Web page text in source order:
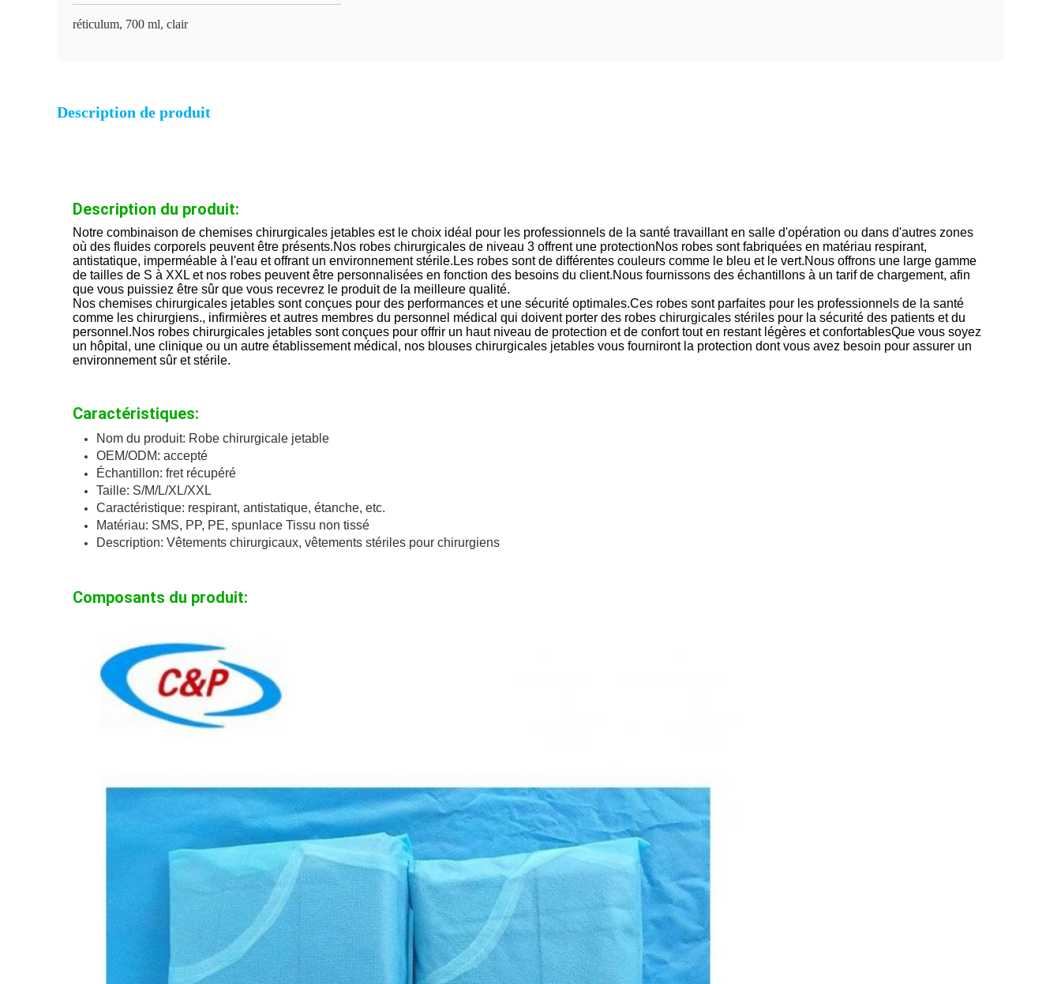
réticulum, 700 ml, clair
Description de produit
Description du produit:
Notre combinaison de chemises chirurgicales jetables est le choix idéal pour les professionnels de la santé travaillant en salle d'opération ou dans d'autres zones
où des fluides corporels peuvent être présents.Nos robes chirurgicales de niveau 3 offrent une protectionNos robes sont fabriquées en matériau respirant,
antistatique, imperméable à l'eau et offrant un environnement stérile.Les robes sont de différentes couleurs comme le bleu et le vert.Nous offrons une large gamme
de tailles de S à XXL et nos robes peuvent être personnalisées en fonction des besoins du client.Nous fournissons des échantillons à un tarif de chargement, afin
que vous puissiez être sûr que vous recevrez le produit de la meilleure qualité.
Nos chemises chirurgicales jetables sont conçues pour des performances et une sécurité optimales.Ces robes sont parfaites pour les professionnels de la santé
comme les chirurgiens., infirmières et autres membres du personnel médical qui doivent porter des robes chirurgicales stériles pour la sécurité des patients et du
personnel.Nos robes chirurgicales jetables sont conçues pour offrir un haut niveau de protection et de confort tout en restant légères et confortablesQue vous soyez
un hôpital, une clinique ou un autre établissement médical, nos blouses chirurgicales jetables vous fourniront la protection dont vous avez besoin pour assurer un
environnement sûr et stérile.
Caractéristiques:
Nom du produit: Robe chirurgicale jetable
OEM/ODM: accepté
Échantillon: fret récupéré
Taille: S/M/L/XL/XXL
Caractéristique: respirant, antistatique, étanche, etc.
Matériau: SMS, PP, PE, spunlace Tissu non tissé
Description: Vêtements chirurgicaux, vêtements stériles pour chirurgiens
Composants du produit: